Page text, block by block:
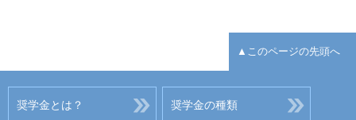
▲このページの先頭へ
奨学金とは？ 奨学金の種類